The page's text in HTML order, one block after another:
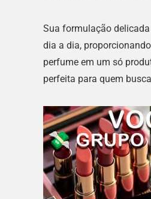
Sua formulação
dia a dia, proporcionando
perfume em um só
perfeita para quem